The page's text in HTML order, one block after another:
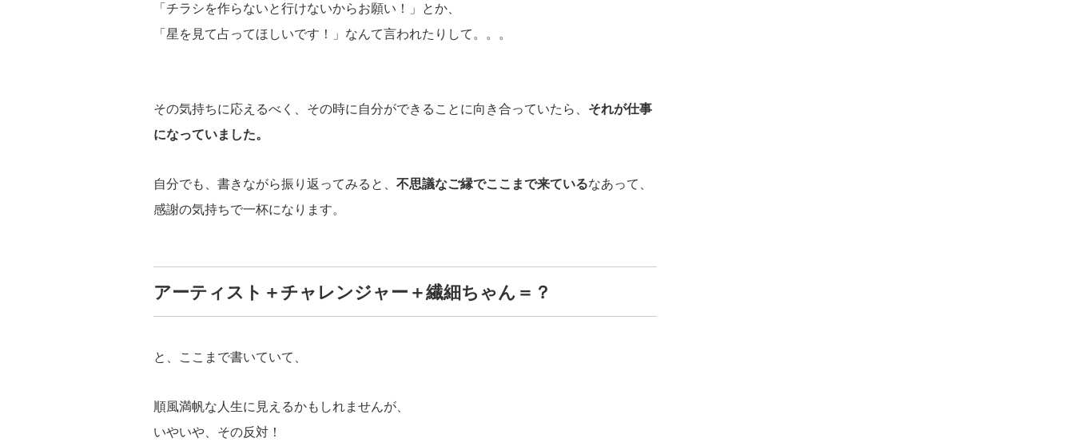
「チラシを作らないと行けないからお願い！」とか、
「星を見て占ってほしいです！」なんて言われたりして。。。
その気持ちに応えるべく、その時に自分ができることに向き合っていたら、 それが仕事
になっていました。
自分でも、書きながら振り返ってみると、 不思議なご縁でここまで来ているなあって、
感謝の気持ちで一杯になります。
アーティスト＋チャレンジャー＋繊細ちゃん＝？
と、ここまで書いていて、
順風満帆な人生に見えるかもしれませんが、
いやいや、その反対！